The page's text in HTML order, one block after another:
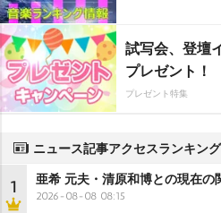
試写会、登壇
プレゼント！
プレゼント特集
ニュース記事アクセスランキング
1 亜希 元夫・清原和博との現在の
2026-08-08 08:15